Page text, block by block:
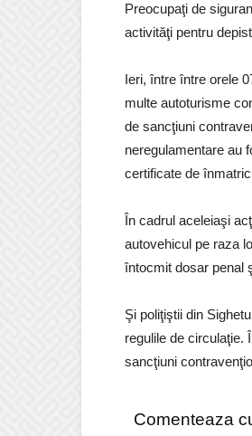
Preocupaţi de
activităţi pentru
Ieri, între între orele
multe autoturisme
de sancţiuni
neregulamentare au
certificate de
În cadrul aceleiaşi
autovehicul pe raza
întocmit dosar penal
Şi poliţiştii din
regulile de circulaţie.
sancţiuni
Comenteaza